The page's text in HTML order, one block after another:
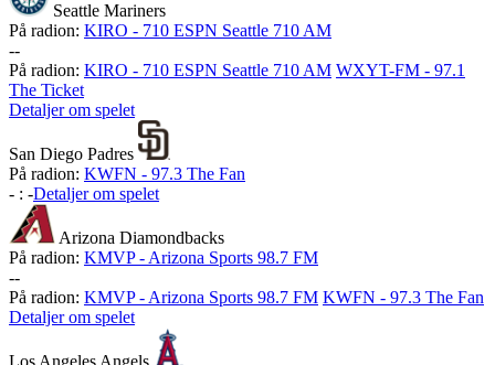
Seattle Mariners
På radion: KIRO - 710 ESPN Seattle 710 AM
--
På radion: KIRO - 710 ESPN Seattle 710 AM WXYT-FM - 97.1
The Ticket
Detaljer om spelet
San Diego Padres
På radion: KWFN - 97.3 The Fan
- : -Detaljer om spelet
Arizona Diamondbacks
På radion: KMVP - Arizona Sports 98.7 FM
--
På radion: KMVP - Arizona Sports 98.7 FM KWFN - 97.3 The Fan
Detaljer om spelet